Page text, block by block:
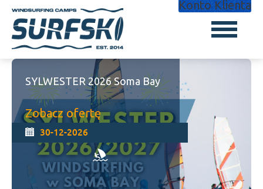
Konto Klienta
Wyjazd WIND Soma Bay 2026
Zobacz ofertę
24-09-2026